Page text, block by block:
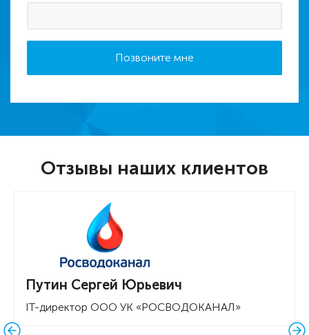
Отзывы наших клиентов
Путин Сергей Юрьевич
IT-директор ООО УК «РОСВОДОКАНАЛ»